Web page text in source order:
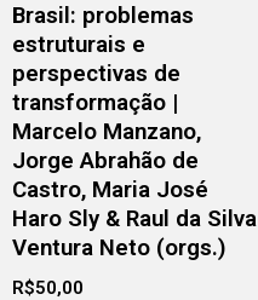
Brasil: problemas
estruturais e
perspectivas de
transformação |
Marcelo Manzano,
Jorge Abrahão de
Castro, Maria José
Haro Sly & Raul da Silva
Ventura Neto (orgs.)
R$50,00